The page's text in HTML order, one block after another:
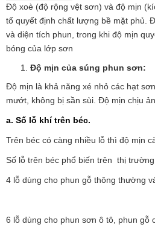
Độ xoè (độ rộng vệt sơn) và độ mịn
tố quyết định chất lượng bề mặt phủ.
và diện tích phun, trong khi độ mịn
bóng của lớp sơn
Độ mịn của súng phun sơn:
Độ mịn là khả năng xé nhỏ các hạt
mướt, không bị sần sùi. Độ mịn chịu
a. Số lỗ khí trên béc.
Trên béc có càng nhiều lỗ thì độ mịn
Số lỗ trên béc phổ biến trên thị
4 lỗ dùng cho phun gỗ thông thường
6 lỗ dùng cho phun sơn ô tô, phun gỗ